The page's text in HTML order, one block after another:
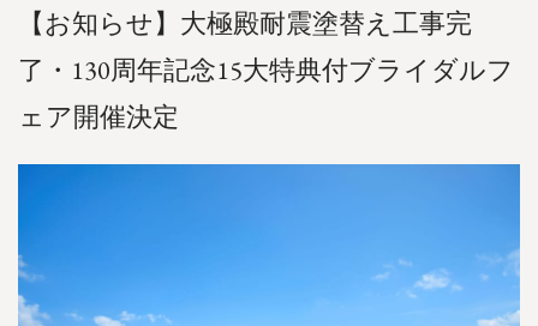
【お知らせ】大極殿耐震塗替え工事完
了・130周年記念15大特典付ブライダルフ
ェア開催決定